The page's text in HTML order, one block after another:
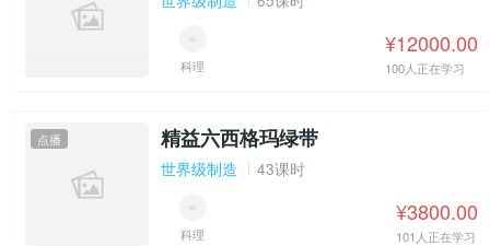
科理
¥12000.00
100人正在学习
点播 精益六西格玛绿带
世界级制造 43课时
科理
¥3800.00
101人正在学习